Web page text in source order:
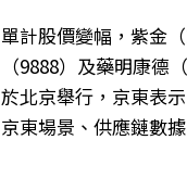
單計股價變幅，紫金
（9888）及藥明康
於北京舉行，京東表
京東場景、供應鏈數